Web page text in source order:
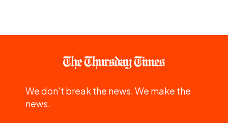
We don't break the news. We make the
news.